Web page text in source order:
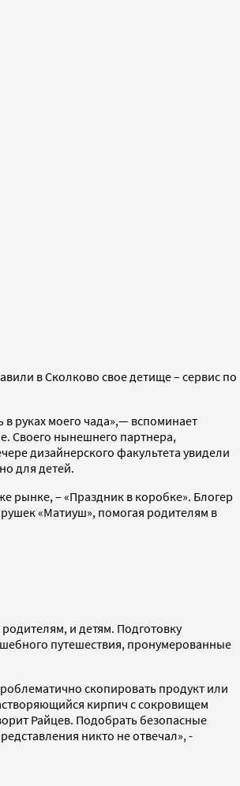
в Сколково свое детище – сервис по
в руках моего чада»,— вспоминает
Своего нынешнего партнера,
дизайнерского факультета увидели
для детей.
рынке, – «Праздник в коробке». Блогер
«Матиуш», помогая родителям в
и детям. Подготовку
путешествия, пронумерованные
скопировать продукт или
кирпич с сокровищем
Райцев. Подобрать безопасные
никто не отвечал», -